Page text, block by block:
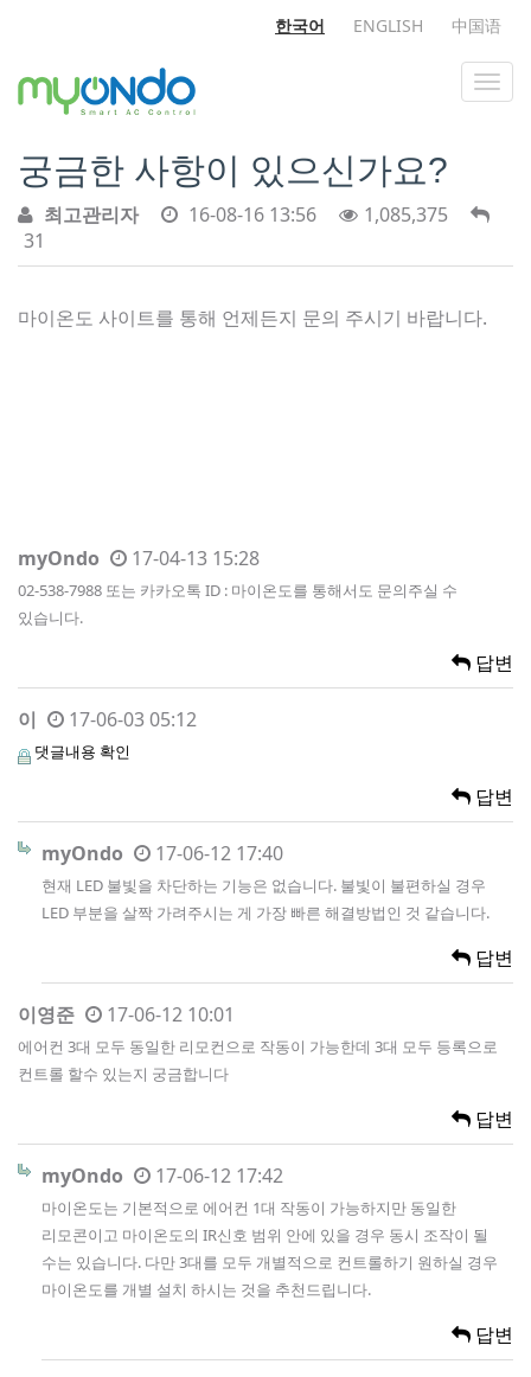
한국어 ENGLISH 中国语
궁금한 사항이 있으신가요?
최고관리자 16-08-16 13:56
1,085,375
31
마이온도 사이트를 통해 언제든지 문의 주시기 바랍니다.
myOndo 17-04-13 15:28
02-538-7988 또는 카카오톡 ID : 마이온도를 통해서도 문의주실 수
있습니다.
답변
이 17-06-03 05:12
댓글내용 확인
답변
myOndo 17-06-12 17:40
현재 LED 불빛을 차단하는 기능은 없습니다. 불빛이 불편하실 경우
LED 부분을 살짝 가려주시는 게 가장 빠른 해결방법인 것 같습니다.
답변
이영준 17-06-12 10:01
에어컨 3대 모두 동일한 리모컨으로 작동이 가능한데 3대 모두 등록으로
컨트롤 할수 있는지 궁금합니다
답변
myOndo 17-06-12 17:42
마이온도는 기본적으로 에어컨 1대 작동이 가능하지만 동일한
리모콘이고 마이온도의 IR신호 범위 안에 있을 경우 동시 조작이 될
수는 있습니다. 다만 3대를 모두 개별적으로 컨트롤하기 원하실 경우
마이온도를 개별 설치 하시는 것을 추천드립니다.
답변